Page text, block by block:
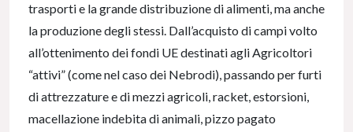
trasporti e la grande distribuzione di alimenti, ma anche
la produzione degli stessi. Dall’acquisto di campi volto
all’ottenimento dei fondi UE destinati agli Agricoltori
“attivi” (come nel caso dei Nebrodi), passando per furti
di attrezzature e di mezzi agricoli, racket, estorsioni,
macellazione indebita di animali, pizzo pagato